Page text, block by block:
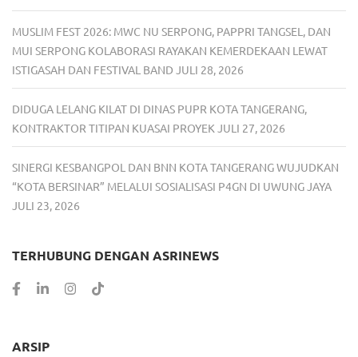
MUSLIM FEST 2026: MWC NU SERPONG, PAPPRI TANGSEL, DAN
MUI SERPONG KOLABORASI RAYAKAN KEMERDEKAAN LEWAT
ISTIGASAH DAN FESTIVAL BAND JULI 28, 2026
DIDUGA LELANG KILAT DI DINAS PUPR KOTA TANGERANG,
KONTRAKTOR TITIPAN KUASAI PROYEK JULI 27, 2026
SINERGI KESBANGPOL DAN BNN KOTA TANGERANG WUJUDKAN
“KOTA BERSINAR” MELALUI SOSIALISASI P4GN DI UWUNG JAYA
JULI 23, 2026
TERHUBUNG DENGAN ASRINEWS
ARSIP